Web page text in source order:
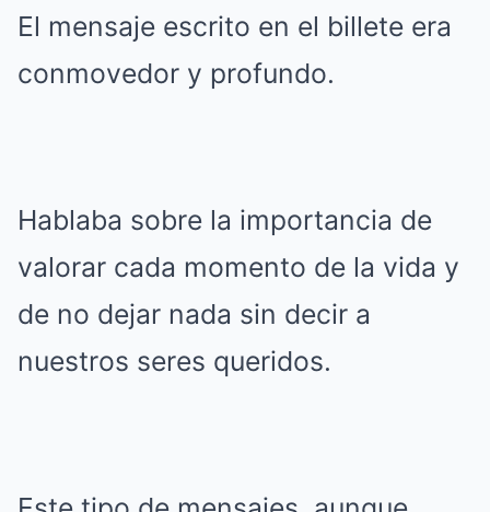
El mensaje escrito en el billete era
conmovedor y profundo.
Hablaba sobre la importancia de
valorar cada momento de la vida y
de no dejar nada sin decir a
nuestros seres queridos.